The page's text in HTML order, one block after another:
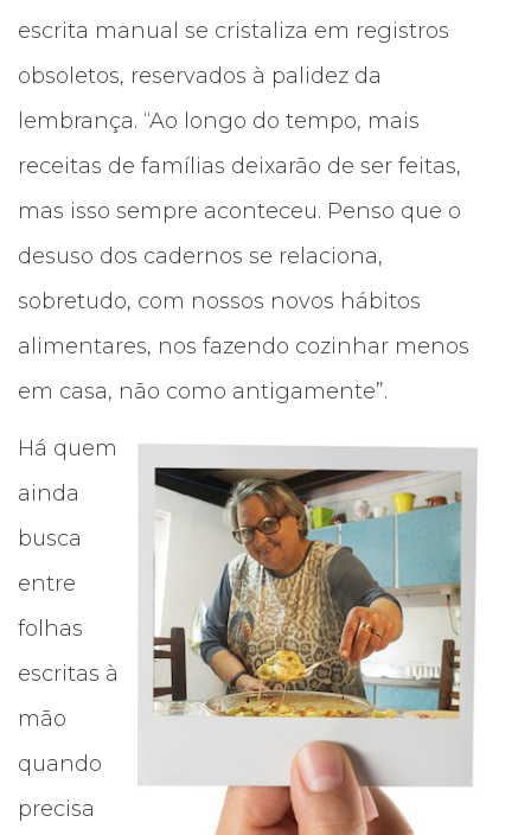
escrita manual se cristaliza em registros
obsoletos, reservados à palidez da
lembrança. “Ao longo do tempo, mais
receitas de famílias deixarão de ser feitas,
mas isso sempre aconteceu. Penso que o
desuso dos cadernos se relaciona,
sobretudo, com nossos novos hábitos
alimentares, nos fazendo cozinhar menos
em casa, não como antigamente”.
Há quem
ainda
busca
entre
folhas
escritas à
mão
quando
precisa